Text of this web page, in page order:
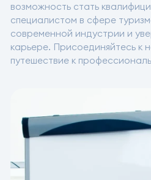
возможность стать
специалистом в сфере
современной индустрии и
карьере. Присоединяйтесь к
путешествие к